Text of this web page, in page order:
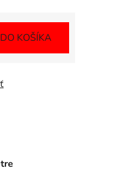
DO KOŠÍKA